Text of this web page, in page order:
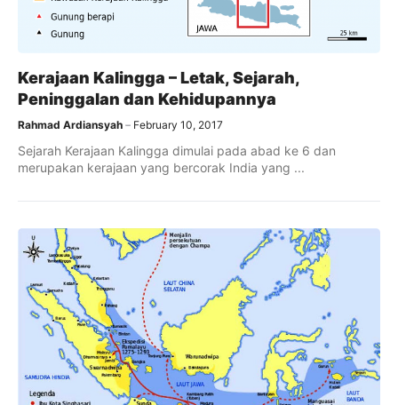
Kerajaan Kalingga – Letak, Sejarah,
Peninggalan dan Kehidupannya
Rahmad Ardiansyah February 10, 2017
Sejarah Kerajaan Kalingga dimulai pada abad ke 6 dan
merupakan kerajaan yang bercorak India yang ...